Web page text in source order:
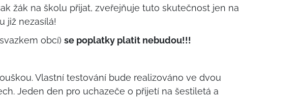
žák na školu přijat, zveřejňuje tuto skutečnost jen na
již nezasílá!
obcí) se poplatky platit nebudou!!!
Vlastní testování bude realizováno ve dvou
Jeden den pro uchazeče o přijetí na šestiletá a